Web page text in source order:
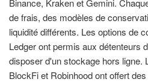
Binance, Kraken et Gemini.
de frais, des modèles de
liquidité différents. Les options de
Ledger ont permis aux détenteurs
disposer d'un stockage hors ligne.
BlockFi et Robinhood ont offert